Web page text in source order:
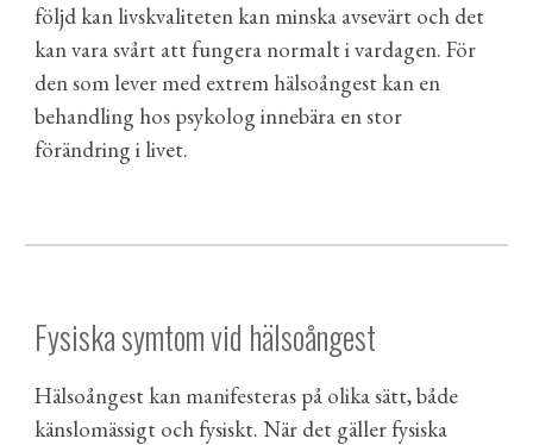
följd kan livskvaliteten kan minska avsevärt och det
kan vara svårt att fungera normalt i vardagen. För
den som lever med extrem hälsoångest kan en
behandling hos psykolog innebära en stor
förändring i livet.
Fysiska symtom vid hälsoångest
Hälsoångest kan manifesteras på olika sätt, både
känslomässigt och fysiskt. När det gäller fysiska